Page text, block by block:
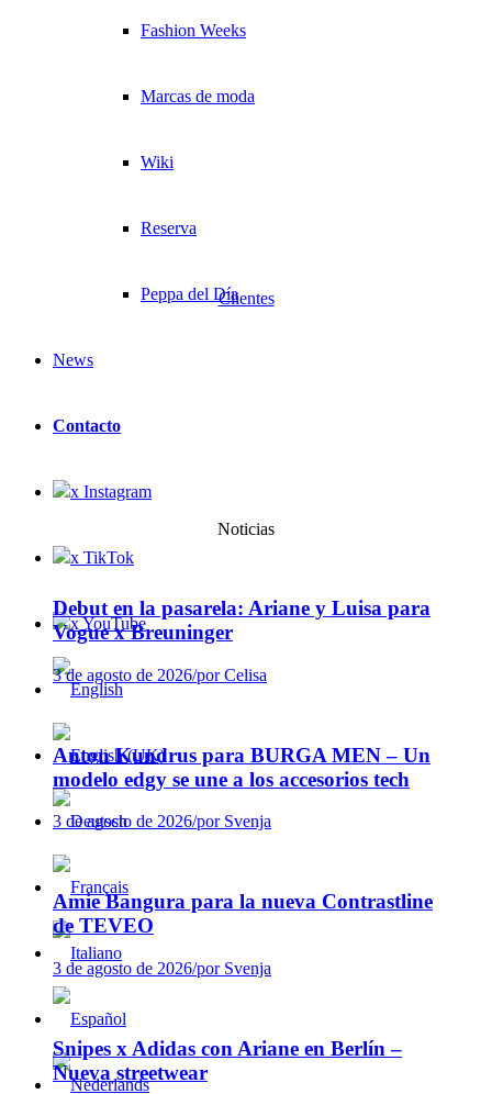
Fashion Weeks
Marcas de moda
Wiki
Reserva
Peppa del Día
News
Contacto
x Instagram
x TikTok
x YouTube
Clientes
Noticias
Debut en la pasarela: Ariane y Luisa para
Vogue x Breuninger
3 de agosto de 2026/por Celisa
Anton Kundrus para BURGA MEN – Un
modelo edgy se une a los accesorios tech
3 de agosto de 2026/por Svenja
Amie Bangura para la nueva Contrastline
de TEVEO
3 de agosto de 2026/por Svenja
Snipes x Adidas con Ariane en Berlín –
Nueva streetwear